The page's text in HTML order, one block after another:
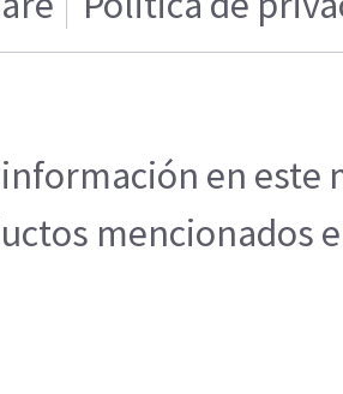
información en
mencionados